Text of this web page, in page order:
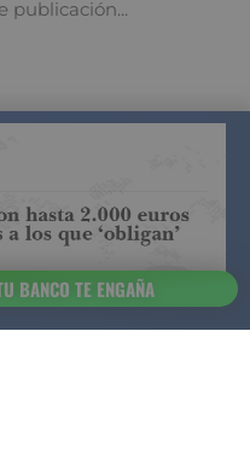
A LA
DE
LAINFORMACIÓNSOBRE
BANCO TE ENGAÑA